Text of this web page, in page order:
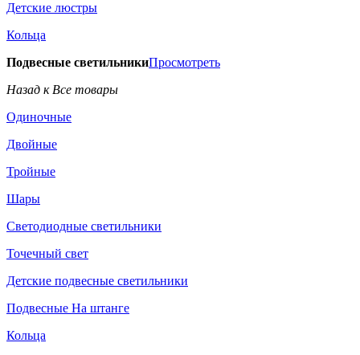
Детские люстры
Кольца
Подвесные светильникиПросмотреть
Назад к Все товары
Одиночные
Двойные
Тройные
Шары
Светодиодные светильники
Точечный свет
Детские подвесные светильники
Подвесные На штанге
Кольца